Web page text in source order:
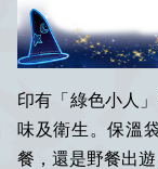
印有「綠色小人
味及衛生。保溫
餐，還是野餐出